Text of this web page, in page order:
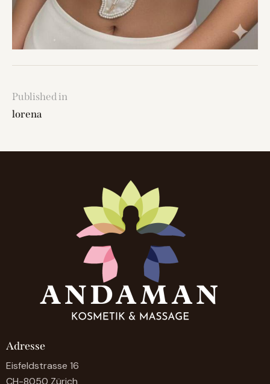
Published in
lorena
Adresse
Eisfeldstrasse 16
CH-8050 Zürich